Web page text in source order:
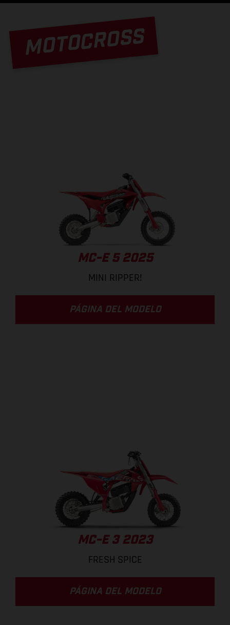
MOTOCROSS
MC-E 5 2025
MINI RIPPER!
PÁGINA DEL MODELO
MC-E 3 2023
FRESH SPICE
PÁGINA DEL MODELO